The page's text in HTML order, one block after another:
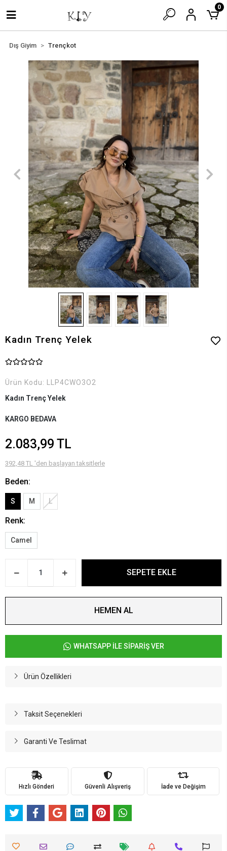
0
Dış Giyim Trençkot
Kadın Trenç Yelek
Ürün Kodu:
LLP4CWO3O2
Kadın Trenç Yelek
KARGO BEDAVA
2.083,99 TL
392,48 TL 'den başlayan taksitlerle
Beden:
S M L
Renk:
Camel
SEPETE EKLE
HEMEN AL
WHATSAPP İLE SİPARİŞ VER
Ürün Özellikleri
Taksit Seçenekleri
Garanti Ve Teslimat
Hızlı Gönderi Güvenli Alışveriş İade ve Değişim